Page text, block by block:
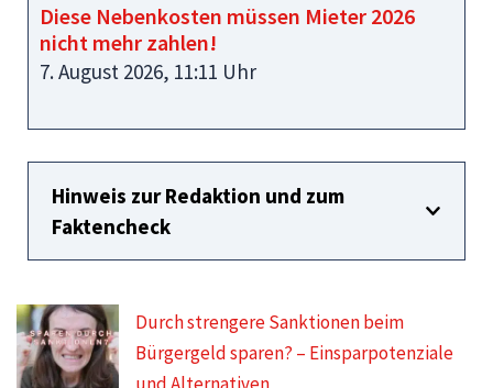
Diese Nebenkosten müssen Mieter 2026
nicht mehr zahlen!
7. August 2026, 11:11 Uhr
Hinweis zur Redaktion und zum
Faktencheck
Durch strengere Sanktionen beim
Bürgergeld sparen? – Einsparpotenziale